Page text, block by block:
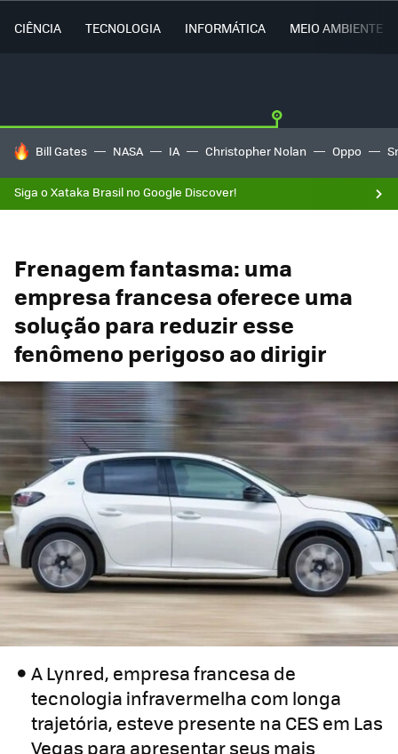
CIÊNCIA TECNOLOGIA INFORMÁTICA MEIO AMBIENTE
TENDÊNCIAS DO DIA
Bill Gates NASA IA Christopher Nolan Oppo
Siga o Xataka Brasil no Google Discover!
Frenagem fantasma: uma
empresa francesa oferece uma
solução para reduzir esse
fenômeno perigoso ao dirigir
A Lynred, empresa francesa de
tecnologia infravermelha com longa
trajetória, esteve presente na CES em Las
Vegas para apresentar seus mais